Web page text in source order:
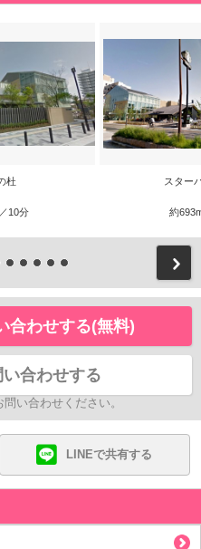
杜
10分
スター
約
合わせする(無料)
合わせする
い合わせください。
LINEで共有する